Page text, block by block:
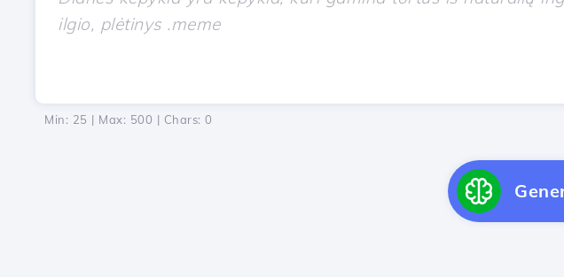
Min: 25 | Max: 500 | Chars: 0